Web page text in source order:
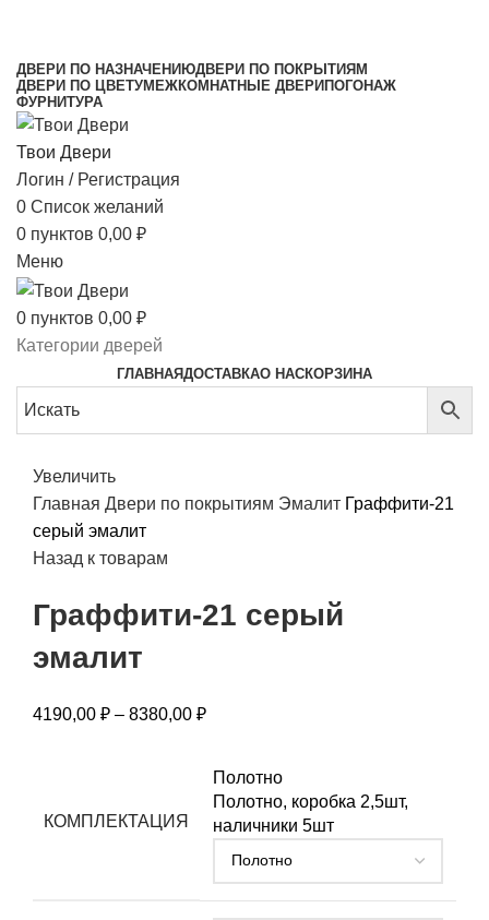
ДВЕРИ ПО НАЗНАЧЕНИЮДВЕРИ ПО ПОКРЫТИЯМ
ДВЕРИ ПО ЦВЕТУМЕЖКОМНАТНЫЕ ДВЕРИ ПОГОНАЖ
ФУРНИТУРА
Твои Двери
Логин / Регистрация
0 Список желаний
0 пунктов 0,00 ₽
Меню
0 пунктов 0,00 ₽
Категории дверей
ГЛАВНАЯДОСТАВКАО НАСКОРЗИНА
Увеличить
Главная Двери по покрытиям Эмалит Граффити-21
серый эмалит
Назад к товарам
Граффити-21 серый
эмалит
4190,00 ₽ – 8380,00 ₽
КОМПЛЕКТАЦИЯ
Полотно
Полотно, коробка 2,5шт,
наличники 5шт